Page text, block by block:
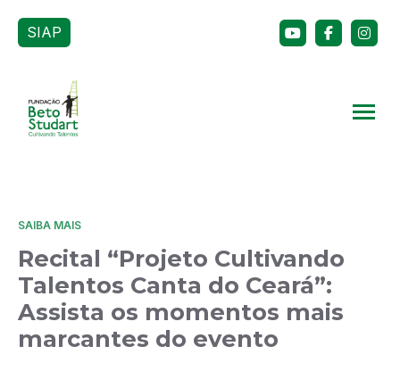
SIAP
SAIBA MAIS
Recital “Projeto Cultivando
Talentos Canta do Ceará”:
Assista os momentos mais
marcantes do evento